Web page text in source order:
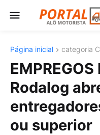
Página inicial categoria C
EMPREGOS
Rodalog
ou superior